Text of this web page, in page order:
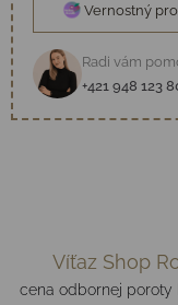
Vernostný
Radi vám
+421 948 123
Víťaz Shop
cena odbornej poroty